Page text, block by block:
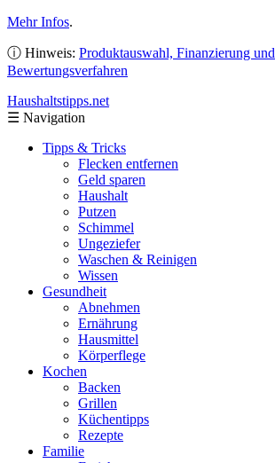
Mehr Infos.
ⓘ Hinweis: Produktauswahl, Finanzierung und
Bewertungsverfahren
Haushaltstipps.net
☰ Navigation
Tipps & Tricks
Flecken entfernen
Geld sparen
Haushalt
Putzen
Schimmel
Ungeziefer
Waschen & Reinigen
Wissen
Gesundheit
Abnehmen
Ernährung
Hausmittel
Körperflege
Kochen
Backen
Grillen
Küchentipps
Rezepte
Familie